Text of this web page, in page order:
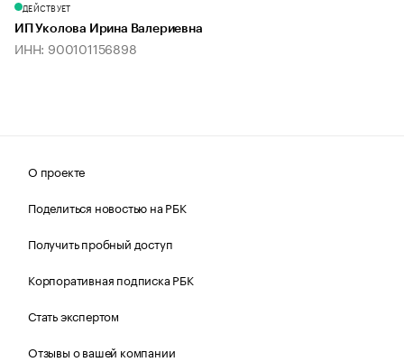
ДЕЙСТВУЕТ
ИП Уколова Ирина Валериевна
ИНН: 900101156898
О проекте
Поделиться новостью на РБК
Получить пробный доступ
Корпоративная подписка РБК
Стать экспертом
Отзывы о вашей компании